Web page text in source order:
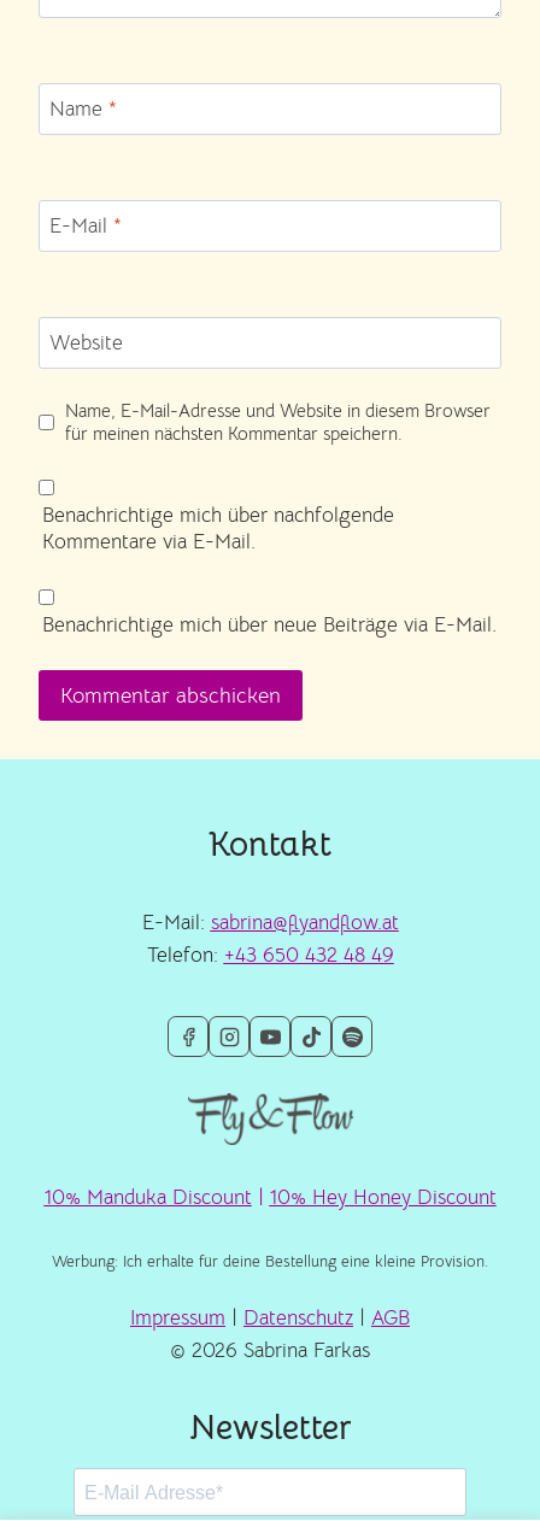
Name *
E-Mail *
Website
Name, E-Mail-Adresse und Website in diesem Browser
für meinen nächsten Kommentar speichern.
Benachrichtige mich über nachfolgende
Kommentare via E-Mail.
Benachrichtige mich über neue Beiträge via E-Mail.
Kontakt
E-Mail: sabrina@flyandflow.at
Telefon: +43 650 432 48 49
10% Manduka Discount 10% Hey Honey Discount
Werbung: Ich erhalte für deine Bestellung eine kleine Provision.
Impressum Datenschutz
AGB
© 2026 Sabrina Farkas
Newsletter